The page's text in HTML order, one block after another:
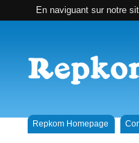
En naviguant sur notre
Repkom Homepage